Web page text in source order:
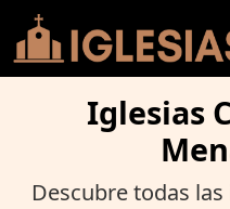
Iglesias
Descubre todas